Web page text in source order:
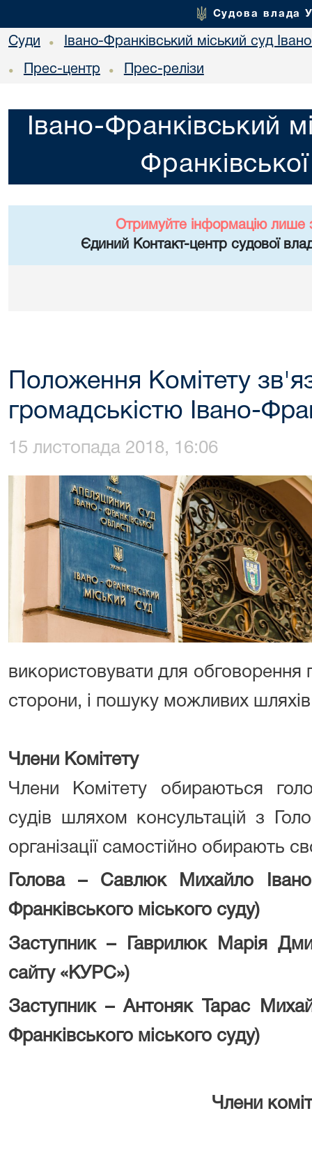
Судова влада
Суди • Івано-Франківський міський суд
• Прес-центр • Прес-релізи
Івано-Франківський
Отримуйте інформацію лише
Єдиний Контакт-центр судової
Положення Комітету
громадськістю Івано-
15 листопада 2018, 16:06
використовувати для обговорення
сторони, і пошуку можливих шляхів
Члени Комітету
Члени Комітету обираються
судів шляхом консультацій з
організації самостійно обирають
Голова – Савлюк Михайло
Франківського міського суду)
Заступник – Гаврилюк Марія
сайту «КУРС»)
Заступник – Антоняк Тарас
Франківського міського суду)
Члени